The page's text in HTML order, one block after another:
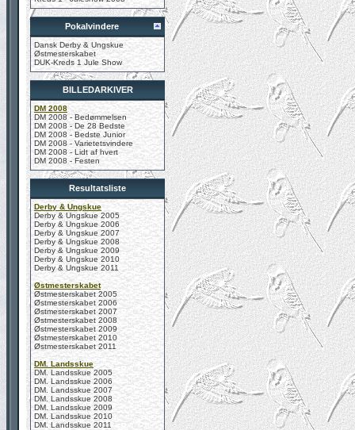
Pokalvindere
Dansk Derby & Ungskue
Østmesterskabet
DUK-Kreds 1 Jule Show
BILLEDARKIVER
DM 2008
DM 2008 - Bedømmelsen
DM 2008 - De 28 Bedste
DM 2008 - Bedste Junior
DM 2008 - Varietetsvindere
DM 2008 - Lidt af hvert
DM 2008 - Festen
Resultatsliste
Derby & Ungskue
Derby & Ungskue 2005
Derby & Ungskue 2006
Derby & Ungskue 2007
Derby & Ungskue 2008
Derby & Ungskue 2009
Derby & Ungskue 2010
Derby & Ungskue 2011
Østmesterskabet
Østmesterskabet 2005
Østmesterskabet 2006
Østmesterskabet 2007
Østmesterskabet 2008
Østmesterskabet 2009
Østmesterskabet 2010
Østmesterskabet 2011
DM. Landsskue
DM. Landsskue 2005
DM. Landsskue 2006
DM. Landsskue 2007
DM. Landsskue 2008
DM. Landsskue 2009
DM. Landsskue 2010
DM. Landsskue 2011